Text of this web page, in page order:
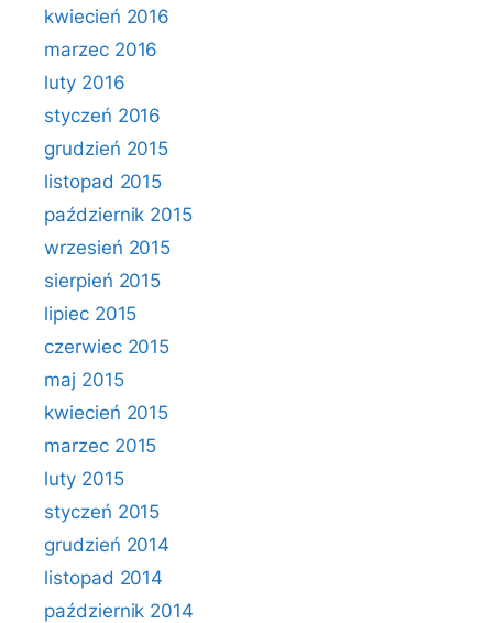
kwiecień 2016
marzec 2016
luty 2016
styczeń 2016
grudzień 2015
listopad 2015
październik 2015
wrzesień 2015
sierpień 2015
lipiec 2015
czerwiec 2015
maj 2015
kwiecień 2015
marzec 2015
luty 2015
styczeń 2015
grudzień 2014
listopad 2014
październik 2014